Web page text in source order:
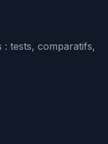
: tests, comparatifs,